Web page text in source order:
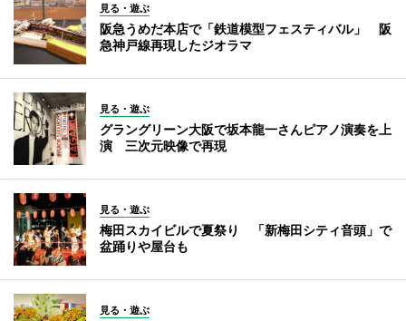
見る・遊ぶ
阪急うめだ本店で「鉄道模型フェスティバル」 阪
急神戸線再現したジオラマ
見る・遊ぶ
グラングリーン大阪で坂本龍一さんピアノ演奏を上
演 三次元映像で再現
見る・遊ぶ
梅田スカイビルで夏祭り 「新梅田シティ音頭」で
盆踊りや屋台も
見る・遊ぶ